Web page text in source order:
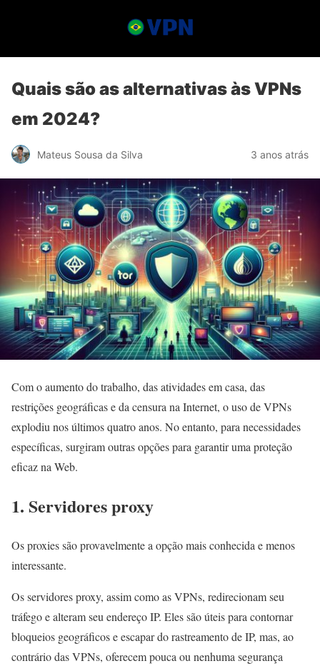
Quais são as alternativas às VPNs
em 2024?
Mateus Sousa da Silva 3 anos atrás
Com o aumento do trabalho, das atividades em casa, das
restrições geográficas e da censura na Internet, o uso de VPNs
explodiu nos últimos quatro anos. No entanto, para necessidades
específicas, surgiram outras opções para garantir uma proteção
eficaz na Web.
1. Servidores proxy
Os proxies são provavelmente a opção mais conhecida e menos
interessante.
Os servidores proxy, assim como as VPNs, redirecionam seu
tráfego e alteram seu endereço IP. Eles são úteis para contornar
bloqueios geográficos e escapar do rastreamento de IP, mas, ao
contrário das VPNs, oferecem pouca ou nenhuma segurança